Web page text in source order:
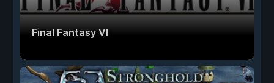
Final Fantasy VI